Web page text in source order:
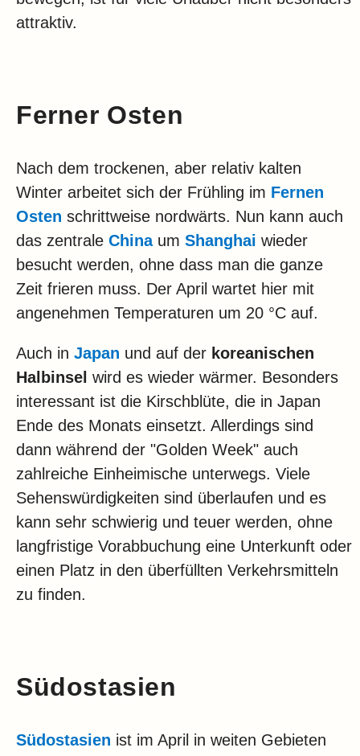
attraktiv.
Ferner Osten
Nach dem trockenen, aber relativ kalten
Winter arbeitet sich der Frühling im Fernen
Osten schrittweise nordwärts. Nun kann auch
das zentrale Chinaum Shanghai wieder
besucht werden, ohne dass man die ganze
Zeit frieren muss. Der April wartet hier mit
angenehmen Temperaturen um 20 °C auf.
Auch in Japan und auf der koreanischen
Halbinsel wird es wieder wärmer. Besonders
interessant ist die Kirschblüte, die in Japan
Ende des Monats einsetzt. Allerdings sind
dann während der "Golden Week" auch
zahlreiche Einheimische unterwegs. Viele
Sehenswürdigkeiten sind überlaufen und es
kann sehr schwierig und teuer werden, ohne
langfristige Vorabbuchung eine Unterkunft oder
einen Platz in den überfüllten Verkehrsmitteln
zu finden.
Südostasien
Südostasien ist im April in weiten Gebieten